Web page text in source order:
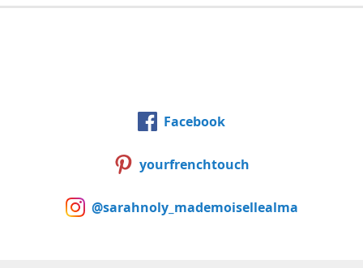
Facebook
yourfrenchtouch
@sarahnoly_mademoisellealma